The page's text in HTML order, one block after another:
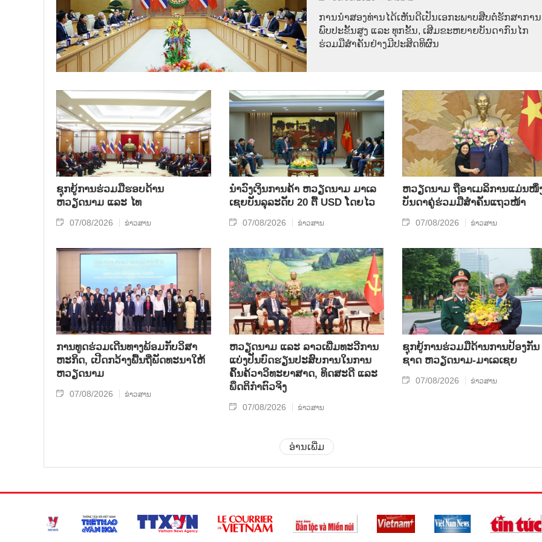
ການ​ນຳ​ສອງ​ທ່ານ​ໄດ້​ເຫັນ​ດີ​ເປັນ​ເອ​ກະ​ພາບ​ສືບ​ຕໍ່​ຮັກ​ສາ​ການ​
ພົບ​ປະ​ຂັ້ນ​ສູງ ແລະ ທຸກ​ຂັ້ນ, ເສີມ​ຂະ​ຫຍາຍ​ບັນ​ດາ​ກົນ​ໄກ​
ຮ່ວມ​ມື​ສຳ​ຄັນ​ຢ່າງ​ມີ​ປະ​ສິດ​ທິ​ຜົນ
ຊຸກຍູ້ການຮ່ວມມືຮອບດ້ານ
ຫວຽດນາມ ແລະ ໄທ
07/08/2026 ຂ່າວສານ
ນຳ​ວົງ​ເງິນ​ການ​ຄ້າ ຫວຽດ​ນາມ ມາ​ເລ​
ເຊຍ​ບັນ​ລຸ​ລະ​ດັບ 20 ຕື້ USD ໂດຍ​ໄວ
07/08/2026 ຂ່າວສານ
ຫ​ວຽດ​ນາມ ຖື​ອາ​ເມ​ລິ​ການ​ແມ່ນ​ໜຶ່
ບັນ​ດາ​ຄູ່​ຮ່ວມ​ມື​ສຳ​ຄັນ​ແຖວ​ໜ້າ
07/08/2026 ຂ່າວສານ
ການ​ທູດ​ຮ່ວມ​ເດີນ​ທາງ​ພ້ອມກັບ​ວິ​ສາ​
ຫະ​ກ​ິດ, ເປີດກວ້າງ​ພື້ນ​ຖີ່​ພັດ​ທະ​ນາ​ໃຫ້​
ຫວຽດ​ນາມ
07/08/2026 ຂ່າວສານ
ຫວຽດ​ນາມ ແລະ ລາວ​ເພີ່ມ​ທະ​ວີ​ການ​
ແບ່​ງ​ປັນ​ບົດ​ຮຽນ​ປະ​ສົບ​ການ​ໃນ​ການ​
ຄົ້ນ​ຄ້​ວາ​ວິ​ທະ​ຍາ​ສາດ, ທິດ​ສະ​ດີ ແລະ
ພຶດ​ຕິ​ກຳຕົວ​ຈິງ
07/08/2026 ຂ່າວສານ
ຊຸກ​ຍູ້​ການ​ຮ່ວມ​ມື​ດ້ານ​ການ​ປ້ອງ​ກັນ​
ຊາດ ຫວຽດ​ນາມ-ມາ​ເລ​ເຊຍ
07/08/2026 ຂ່າວສານ
ອ່ານເພີ່ມ